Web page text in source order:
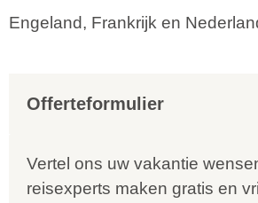
Engeland, Frankrijk en
Offerteformulier
Vertel ons uw vakantie
reisexperts maken gratis en